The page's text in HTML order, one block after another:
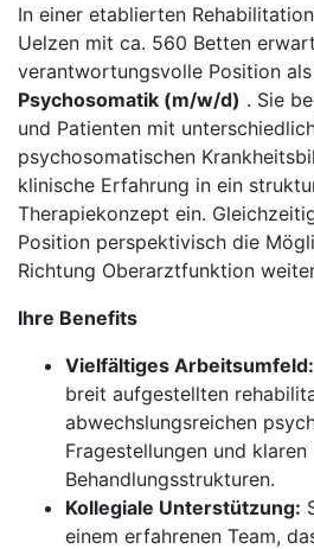
In einer etablierten
Uelzen mit ca. 560 Betten
verantwortungsvolle Position als
Psychosomatik (m/w/d) . Sie
und Patienten mit
psychosomatischen
klinische Erfahrung in ein
Therapiekonzept ein.
Position perspektivisch die
Richtung Oberarztfunktion
Ihre Benefits
Vielfältiges Arbeitsumfeld:
breit aufgestellten
abwechslungsreichen
Fragestellungen und klaren
Behandlungsstrukturen.
Kollegiale Unterstützung:
einem erfahrenen Team,